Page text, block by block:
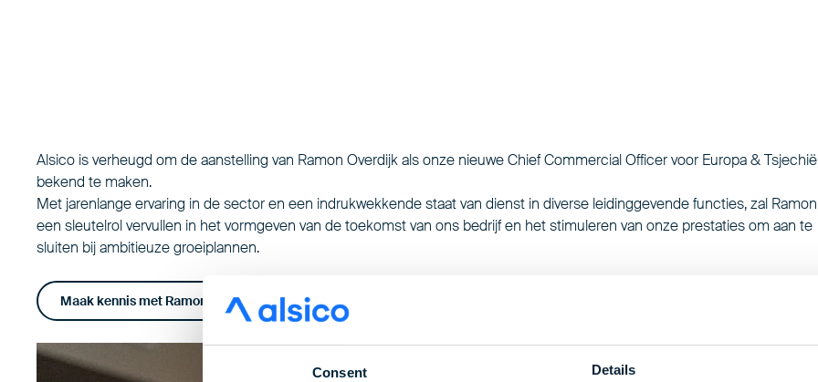
Consent Details
Alsico is verheugd om de aanstelling van Ramon Overdijk als onze nieuwe Chief Commercial Officer voor Europa & Tsjechië
bekend te maken.
Met jarenlange ervaring in de sector en een indrukwekkende staat van dienst in diverse leidinggevende functies, zal Ramon
een sleutelrol vervullen in het vormgeven van de toekomst van ons bedrijf en het stimuleren van onze prestaties om aan te
sluiten bij ambitieuze groeiplannen.
Maak kennis met Ramon